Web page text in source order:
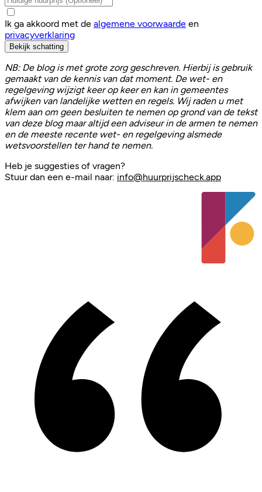
Ik ga akkoord met de algemene voorwaarde en
privacyverklaring
Bekijk schatting
NB: De blog is met grote zorg geschreven. Hierbij is gebruik
gemaakt van de kennis van dat moment. De wet- en
regelgeving wijzigt keer op keer en kan in gemeentes
afwijken van landelijke wetten en regels. Wij raden u met
klem aan om geen besluiten te nemen op grond van de tekst
van deze blog maar altijd een adviseur in de armen te nemen
en de meeste recente wet- en regelgeving alsmede
wetsvoorstellen ter hand te nemen.
Heb je suggesties of vragen?
Stuur dan een e-mail naar: info@huurprijscheck.app